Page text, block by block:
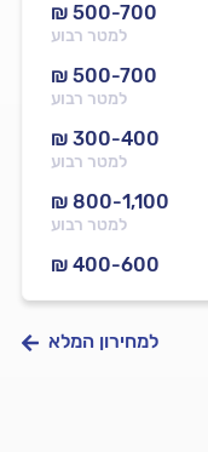
₪ 500-700
למטר רבוע
₪ 500-700
למטר רבוע
₪ 300-400
למטר רבוע
₪ 800-1,100
למטר רבוע
₪ 400-600
למחירון המלא